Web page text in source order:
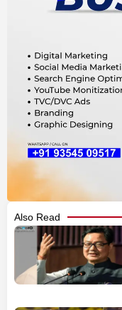
Also Read